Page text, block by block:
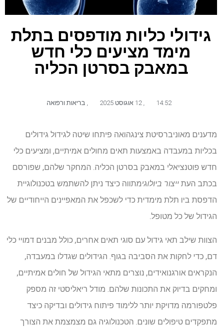
גידולי כליות מודפסים בתלת
מימד מציעים כלי חדש
במאבק בסרטן הכליה
14:52 בריאות ורפואה
מדענים מאוניברסיטת צינגהואה פיתחו שיטה לגידול גידולים
בכליות במעבדה באמצעות תאים מחולים אמיתיים, ומציעים כלי
חדש פוטנציאלי במאבק בסרטן הכליה. המחקר שלהם, שפורסם
בכתב העת ייצור ביולוגימתווה כיצד ניתן להשתמש בטכנולוגיית
הדפסת ביו תלת מימדית כדי לשכפל את המאפיינים הייחודיים של
הגידול של כל מטופל.
הצוות שילב תאי גידול עם סוגי תאים אחרים, כולל מבנים דמויי כלי
דם, כדי לחקות את הסביבה בגוף. הגידולים שגדלו במעבדה,
הנקראים אורגנואידים, נוצרים מתאי הגידול של חולים אמיתיים,
ומחקים בדיוק את התכונות שלהם. מודל ריאליסטי זה מספק
פלטפורמה מדויקת יותר ללימוד פיתוח גידולים ובדיקה כיצד
מתפקדים טיפולים שונים. הטכנולוגיה גם מצמצמת את הצורך